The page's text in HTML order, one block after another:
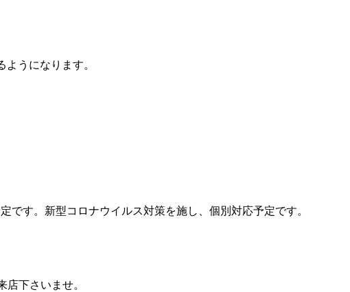
うになります。
す。新型コロナウイルス対策を施し、個別対応予定です。
下さいませ。